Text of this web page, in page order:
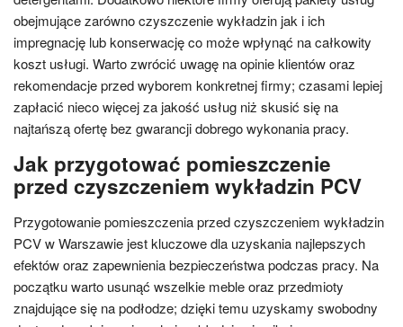
obejmujące zarówno czyszczenie wykładzin jak i ich
impregnację lub konserwację co może wpłynąć na całkowity
koszt usługi. Warto zwrócić uwagę na opinie klientów oraz
rekomendacje przed wyborem konkretnej firmy; czasami lepiej
zapłacić nieco więcej za jakość usług niż skusić się na
najtańszą ofertę bez gwarancji dobrego wykonania pracy.
Jak przygotować pomieszczenie
przed czyszczeniem wykładzin PCV
Przygotowanie pomieszczenia przed czyszczeniem wykładzin
PCV w Warszawie jest kluczowe dla uzyskania najlepszych
efektów oraz zapewnienia bezpieczeństwa podczas pracy. Na
początku warto usunąć wszelkie meble oraz przedmioty
znajdujące się na podłodze; dzięki temu uzyskamy swobodny